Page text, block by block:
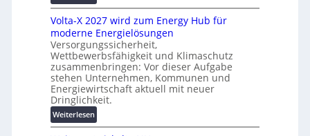
s
l
ö
s
u
n
g
e
n
t
z
u
n
d
d
i
g
i
t
a
M
a
s
c
h
i
n
e
n
b
Volta-X 2027 wird zum Energy Hub für
moderne Energielösungen
Versorgungssicherheit,
Wettbewerbsfähigkeit und Klimaschutz
zusammenbringen: Vor dieser Aufgabe
stehen Unternehmen, Kommunen und
Energiewirtschaft aktuell mit neuer
Dringlichkeit.
Weiterlesen:
V